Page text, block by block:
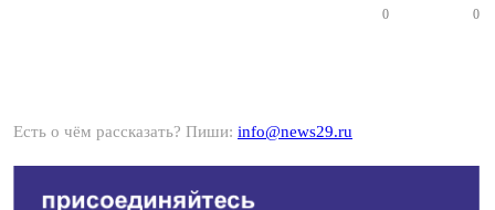
0 0
Есть о чём рассказать? Пиши: info@news29.ru